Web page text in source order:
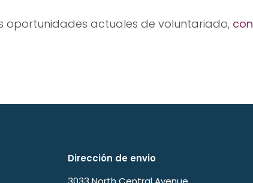
oportunidades actuales de voluntariado,
Dirección de envio